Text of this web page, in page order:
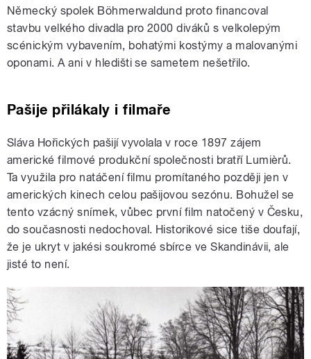
Německý spolek Böhmerwaldund proto financoval
stavbu velkého divadla pro 2000 diváků s velkolepým
scénickým vybavením, bohatými kostýmy a malovanými
oponami. A ani v hledišti se sametem nešetřilo.
Pašije přilákaly i filmaře
Sláva Hořických pašijí vyvolala v roce 1897 zájem
americké filmové produkční společnosti bratří Lumièrů.
Ta využila pro natáčení filmu promítaného později jen v
amerických kinech celou pašijovou sezónu. Bohužel se
tento vzácný snímek, vůbec první film natočený v Česku,
do současnosti nedochoval. Historikové sice tiše doufají,
že je ukryt v jakési soukromé sbírce ve Skandinávii, ale
jisté to není.